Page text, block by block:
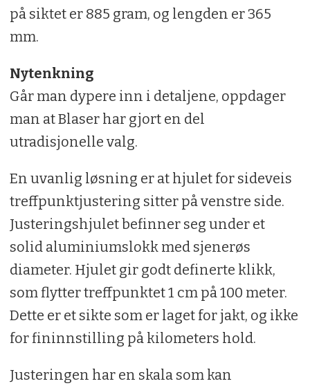
90 mm.
Vekt: 885 g. Lengde: 365 mm.
PRIS: 33 990,-
LEVERANDØR: Norma AS
KARAKTER: 6
på siktet er 885 gram, og lengden er 365
mm.
Nytenkning
Går man dypere inn i detaljene, oppdager
man at Blaser har gjort en del
utradisjonelle valg.
En uvanlig løsning er at hjulet for sideveis
treffpunktjustering sitter på venstre side.
Justeringshjulet befinner seg under et
solid aluminiumslokk med sjenerøs
diameter. Hjulet gir godt definerte klikk,
som flytter treffpunktet 1 cm på 100 meter.
Dette er et sikte som er laget for jakt, og ikke
for fininnstilling på kilometers hold.
Justeringen har en skala som kan